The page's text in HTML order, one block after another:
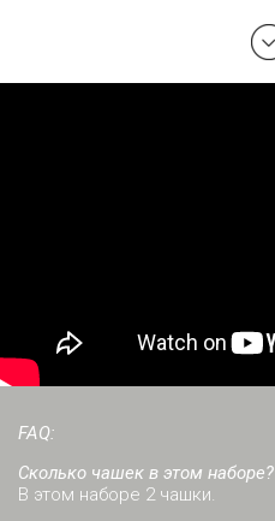
FAQ:
Сколько чашек в этом наборе?
В этом наборе 2 чашки.